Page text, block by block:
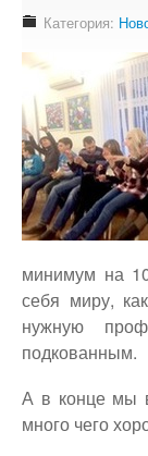
Доступность -
Наш аудит
Наши
Our projects
Публичная
Our public reporting
Our publication
Контакты
Our contact
Категория:
минимум на
себя миру,
нужную
подкованным.
А в конце мы
много чего